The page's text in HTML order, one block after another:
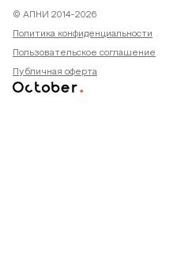
© АПНИ 2014-2026
Политика конфиденциальности
Пользовательское соглашение
Публичная оферта